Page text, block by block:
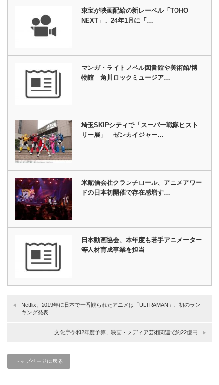
東宝が映画配給の新レーベル「TOHO
NEXT」、24年1月に「…
マンガ・ライトノベル図書館や美術館/博
物館 角川ロックミュージア…
埼玉SKIPシティで「スーパー戦隊ヒスト
リー展」 ゼンカイジャー…
米配信会社クランチロール、アニメアワー
ドの日本初開催で存在感増す…
日本動画協会、本年度も若手アニメーター
等人材育成事業を担当
Netflix、2019年に日本で一番観られたアニメは「ULTRAMAN」、初のラン
キング発表
文化庁令和2年度予算、映画・メディア芸術関連で約22億円
トップページに戻る